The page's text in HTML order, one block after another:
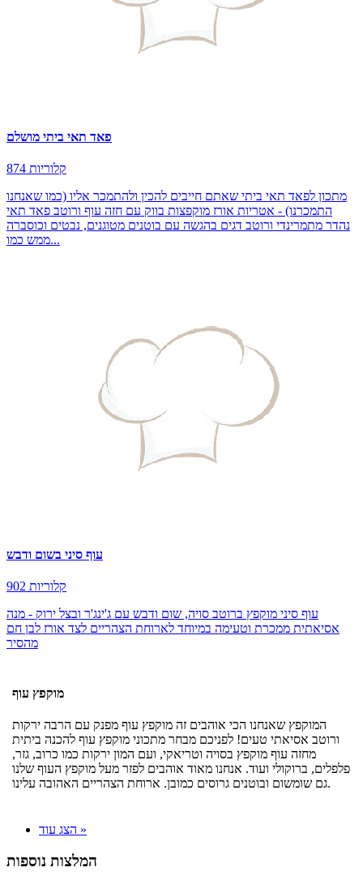
פאד תאי ביתי מושלם
874 קלוריות
מתכון לפאד תאי ביתי שאתם חייבים להכין ולהתמכר אליו (כמו שאנחנו
התמכרנו) - אטריות אורז מוקפצות בווק עם חזה עוף ורוטב פאד תאי
נהדר מתמרינדי ורוטב דגים בהגשה עם בוטנים מטוגנים, נבטים וכוסברה
ממש כמו...
עוף סיני בשום ודבש
902 קלוריות
עוף סיני מוקפץ ברוטב סויה, שום ודבש עם ג'ינג'ר ובצל ירוק - מנה
אסיאתית ממכרת וטעימה במיוחד לארוחת הצהריים לצד אורז לבן חם
מהסיר
מוקפץ עוף
המוקפץ שאנחנו הכי אוהבים זה מוקפץ עוף מפנק עם הרבה ירקות
ורוטב אסיאתי טעים! לפניכם מבחר מתכוני מוקפץ עוף להכנה ביתית
מחזה עוף מוקפץ בסויה וטריאקי, ועם המון ירקות כמו כרוב, גזר,
פלפלים, ברוקולי ועוד. אנחנו מאוד אוהבים לפזר מעל מוקפץ העוף שלנו
גם שומשום ובוטנים גרוסים כמובן. ארוחת הצהריים האהובה עלינו.
הצג עוד »
המלצות נוספות